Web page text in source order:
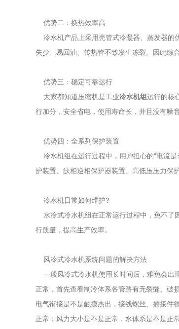
优势二：换热效率高
冷水机产品上采用壳管式冷凝器、蒸发器的
失少、易回油、传热管不致发生冻裂。因此综
优势三：稳定可靠运行
大家都知道压缩机是工业冷水机组运行的核
行加分，安全省电，使用寿命长，并且没有噪
优势四：全系列保护装置
冷水机组在运行过程中，用户担心的“电流是
护装置、缺相逆相保护器装置、高低压压力保
冷水机日常如何维护?
水冷式冷水机组在正常运行过程中，免不了
行质量，提高生产效率。
风冷式冷水机系统问题的解决方法
一般风冷式冷水机使用长时间后，难免会出
正常，首先查看制冷体系各管路有无裂缝、破
电气衔接是不是触摸杰出，接线螺丝、插接件
正常；风力大小是不是正常，水体系是不是正